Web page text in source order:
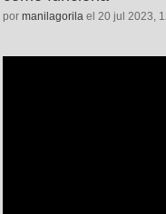
por manilagorila el 20 jul 2023,